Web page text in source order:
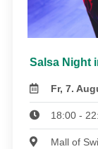
Salsa Night
Fr, 7.
18:00 -
Mall of